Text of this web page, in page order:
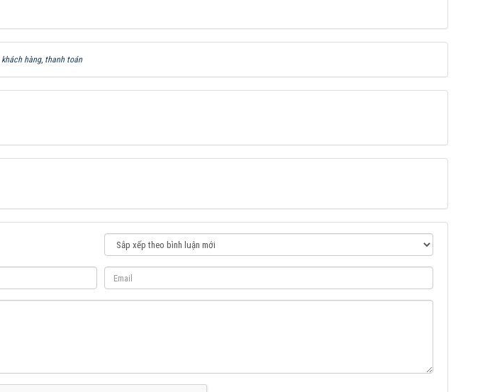
khách hàng, thanh toán